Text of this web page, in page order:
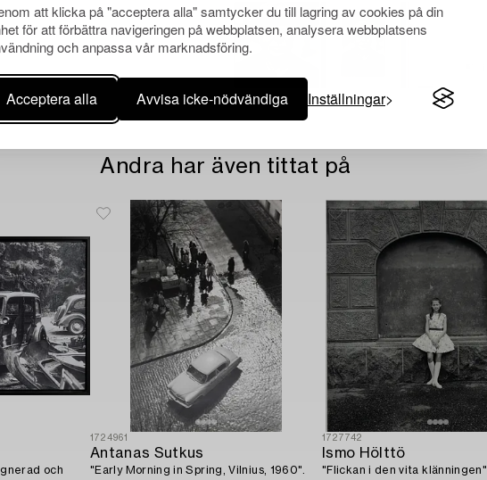
att klicka på "acceptera alla" samtycker du till lagring av cookies på din
för att förbättra navigeringen på webbplatsen, analysera webbplatsens
och anpassa vår marknadsföring.
Acceptera alla Avvisa icke-nödvändiga Inställningar
Andra har även tittat på
och
1724961
Antanas Sutkus
"Early Morning in Spring, Vilnius, 1960".
1727742
Ismo Hölttö
"Flickan i den vita klänningen".